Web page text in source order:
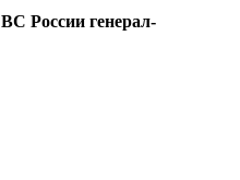
России генерал-